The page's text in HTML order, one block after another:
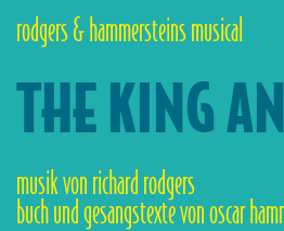
rodgers & hammersteins musical
THE KING
musik von richard rodgers
buch und gesangstexte von oscar